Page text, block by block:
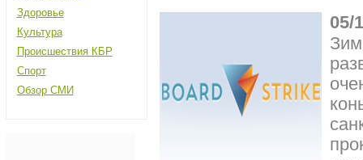
Здоровье
Культура
Происшествия КБР
Спорт
Обзор СМИ
05/